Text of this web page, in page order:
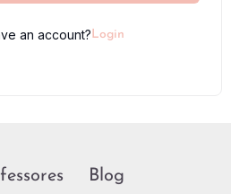
an account?Login
Blog